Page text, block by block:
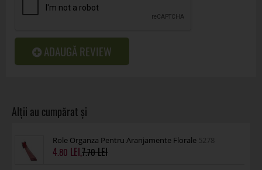
ADAUGĂ REVIEW
Role Organza Pentru Aranjamente Florale 5278
4.80 ,7.70